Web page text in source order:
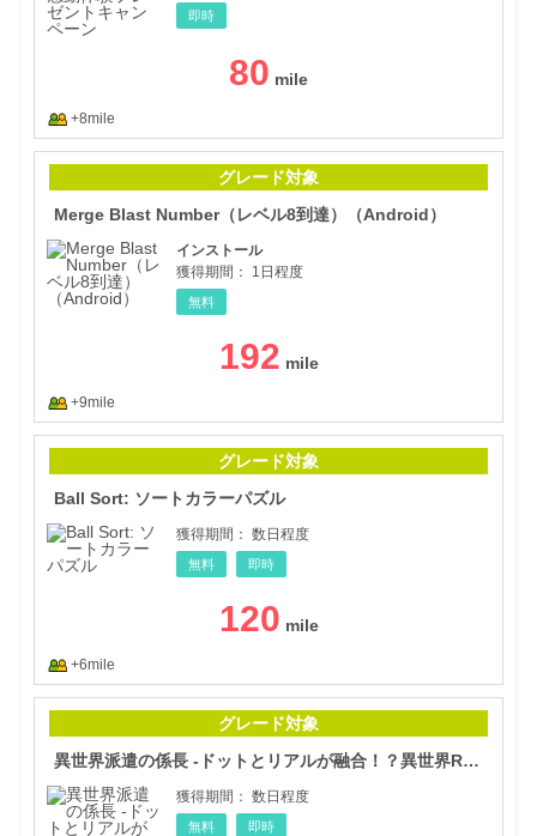
即時
80
+8mile
グレード対象
Merge Blast Number（レベル8到達）（Android）
インストール
獲得期間：
1日程度
無料
192
+9mile
グレード対象
Ball Sort: ソートカラーパズル
獲得期間： 数日程度
無料 即時
120
+6mile
グレード対象
異世界派遣の係長 -ドットとリアルが融合！？異世界RPG
獲得期間： 数日程度
無料 即時